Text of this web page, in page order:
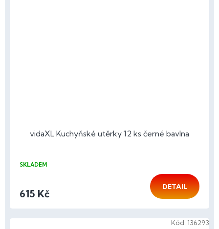
vidaXL Kuchyňské utěrky 12 ks černé bavlna
SKLADEM
615 Kč
DETAIL
Kód: 136293